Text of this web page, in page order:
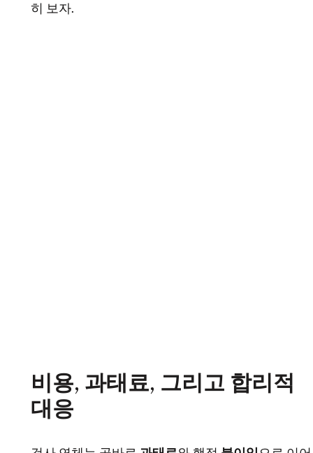
히 보자.
비용, 과태료, 그리고 합리적
대응